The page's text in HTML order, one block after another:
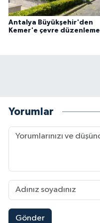
Antalya Büyükşehir'den
Kemer'e çevre düzenleme
Yorumlar
Gönder